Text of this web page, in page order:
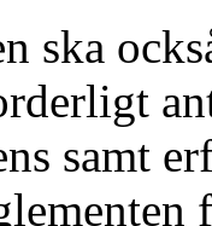
ska
samt